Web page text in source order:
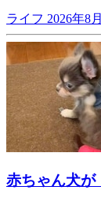
ライフ 2026年8
赤ちゃん犬